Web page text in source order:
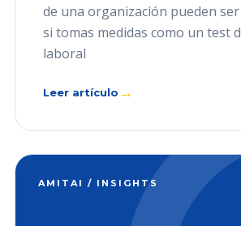
de una organización pueden
si tomas medidas como un test
laboral
Leer artículo →
AMITAI / INSIGHTS